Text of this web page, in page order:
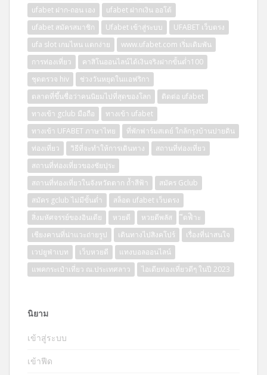
ufabet ฝาก-ถอน เอง
ufabet ฝากเงิน ออโต้
ufabet สมัครสมาชิก
Ufabet เข้าสู่ระบบ
UFABET เว็บตรง
ufa slot เกมไหน แตกง่าย
www.ufabet.com เริ่มเดิมพัน
การท่องเที่ยว
คาสิโนออนไลน์ได้เงินจริงฝากขั้นต่ำ100
ชุดตรวจ hiv
ช่วงวันหยุดในแอฟริกา
ตลาดที่ขึ้นชื่อว่าคนนิยมไปที่สุดของโลก
ติดต่อ ufabet
ทางเข้า gclub มือถือ
ทางเข้า ufabet
ทางเข้า UFABET ภาษาไทย
ที่พักฟาร์มสเตย์ ใกล้กรุงบ้านปายดิน
ท่องเที่ยว
วิธีที่จะทำให้การเดินทาง
สถานที่ท่องเที่ยว
สถานที่ท่องเที่ยวของชัยปุระ
สถานที่ท่องเที่ยวในจังหวัดตาก ถ้ำสีฟ้า
สมัคร Gclub
สมัคร gclub ไม่มีขั้นต่ำ
สล็อต ufabet เว็บตรง
สิ่งมหัศจรรย์ของอินเดีย
หวยดี หวยดีพลัส
ีดฟิำะ
เชียงคานที่น่าแวะถ่ายรูป
เดินทางไปสิงคโปร์
เรื่องที่น่าสนใจ
เวปยูฟ่าเบท
เว็บหวยดี
แทงบอลออนไลน์
แพคกระเป๋าเที่ยว ณ.ประเทศลาว
ไอเดียท่องเที่ยวดีๆ ในปี 2023
นิยาม
เข้าสู่ระบบ
เข้าฟีด